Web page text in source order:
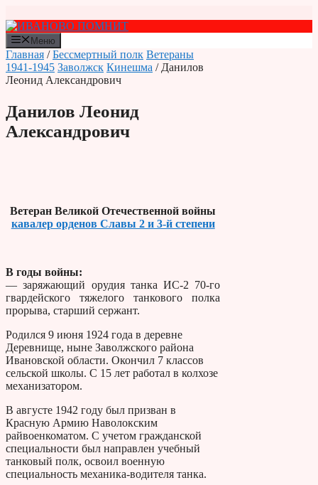
к
содержимому
Меню
Главная /Бессмертный полк Ветераны
1941-1945 Заволжск Кинешма / Данилов
Леонид Александрович
Данилов Леонид
Александрович
Ветеран Великой Отечественной войны
кавалер орденов Славы 2 и 3-й степени
В годы войны:
— заряжающий орудия танка ИС-2 70-го
гвардейского тяжелого танкового полка
прорыва, старший сержант.
Родился 9 июня 1924 года в деревне
Деревнище, ныне Заволжского района
Ивановской области. Окончил 7 классов
сельской школы. С 15 лет работал в колхозе
механизатором.
В августе 1942 году был призван в
Красную Армию Наволокским
райвоенкоматом. С учетом гражданской
специальности был направлен учебный
танковый полк, освоил военную
специальность механика-водителя танка.